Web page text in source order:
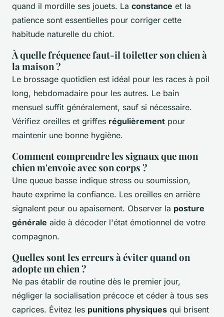
quand il mordille ses jouets. La constance et la
patience sont essentielles pour corriger cette
habitude naturelle du chiot.
À quelle fréquence faut-il toiletter son chien à
la maison ?
Le brossage quotidien est idéal pour les races à poil
long, hebdomadaire pour les autres. Le bain
mensuel suffit généralement, sauf si nécessaire.
Vérifiez oreilles et griffes régulièrement pour
maintenir une bonne hygiène.
Comment comprendre les signaux que mon
chien m'envoie avec son corps ?
Une queue basse indique stress ou soumission,
haute exprime la confiance. Les oreilles en arrière
signalent peur ou apaisement. Observer la posture
générale aide à décoder l'état émotionnel de votre
compagnon.
Quelles sont les erreurs à éviter quand on
adopte un chien ?
Ne pas établir de routine dès le premier jour,
négliger la socialisation précoce et céder à tous ses
caprices. Évitez les punitions physiques qui brisent